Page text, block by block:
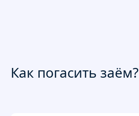
Как погасить заём?